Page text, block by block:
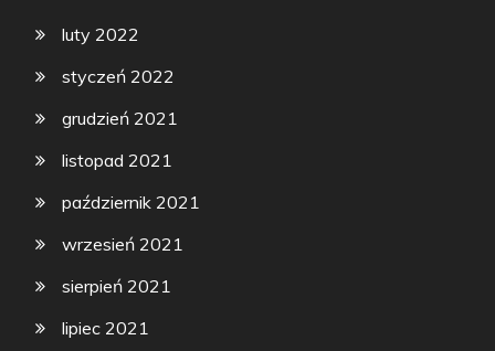
luty 2022
styczeń 2022
grudzień 2021
listopad 2021
październik 2021
wrzesień 2021
sierpień 2021
lipiec 2021